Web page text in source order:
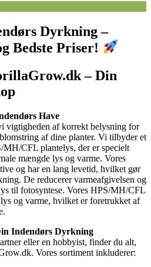
Dyrkning –
Bedste Priser!
– Din
Have
vigtigheden af korrekt belysning for
af dine planter. Vi tilbyder et
CFL plantelys, der er specielt
mængde lys og varme. Vores
og har en lang levetid, hvilket gør
De reducerer varmeafgivelsen og
til fotosyntese. Vores HPS/MH/CFL
og varme, hvilket er foretrukket af
Indendørs Dyrkning
eller en hobbyist, finder du alt,
Vores sortiment inkluderer: